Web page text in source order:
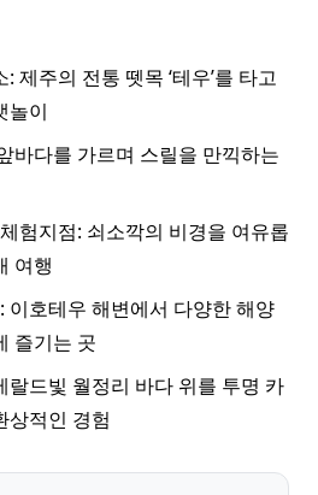
제주의 전통 뗏목 ‘테우’를 타고
놀이
바다를 가르며 스릴을 만끽하는
험지점: 쇠소깍의 비경을 여유롭
여행
이호테우 해변에서 다양한 해양
즐기는 곳
랄드빛 월정리 바다 위를 투명 카
상적인 경험